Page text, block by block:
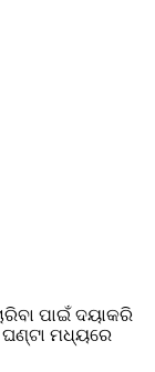
ପାଇଁ ଦୟାକରି
ମଧ୍ୟରେ